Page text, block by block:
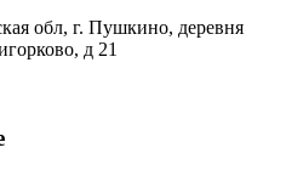
обл, г. Пушкино, деревня
д 21